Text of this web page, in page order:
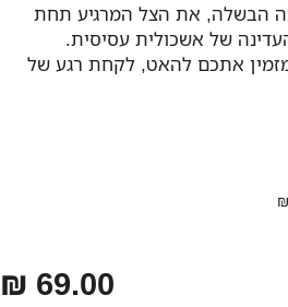
הבשלה, את הצל המרגיע תחת
של אשכולית עסיסית.
אתכם להאט, לקחת רגע של
69.00 ₪